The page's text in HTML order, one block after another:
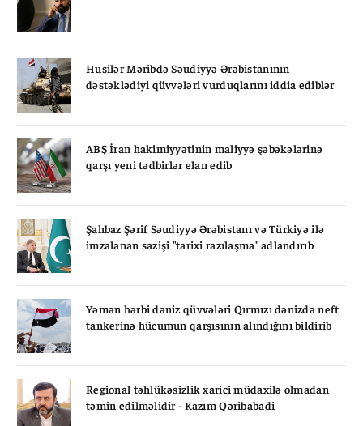
Husilər Məribdə Səudiyyə Ərəbistanının
dəstəklədiyi qüvvələri vurduqlarını iddia ediblər
ABŞ İran hakimiyyətinin maliyyə şəbəkələrinə
qarşı yeni tədbirlər elan edib
Şahbaz Şərif Səudiyyə Ərəbistanı və Türkiyə ilə
imzalanan sazişi "tarixi razılaşma" adlandırıb
Yəmən hərbi dəniz qüvvələri Qırmızı dənizdə neft
tankerinə hücumun qarşısının alındığını bildirib
Regional təhlükəsizlik xarici müdaxilə olmadan
təmin edilməlidir - Kazım Qəribabadi